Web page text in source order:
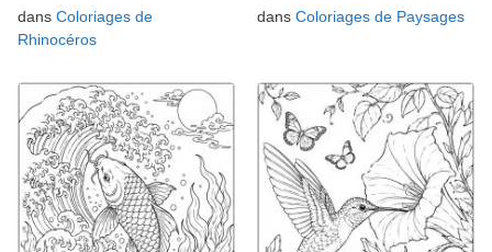
dans Coloriages de
Rhinocéros
dans Coloriages de Paysages